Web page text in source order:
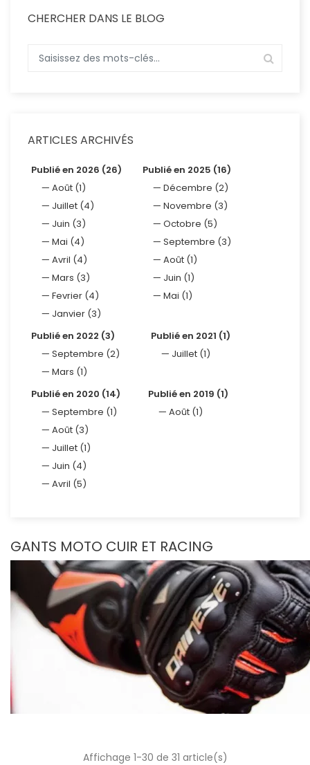
CHERCHER DANS LE BLOG
ARTICLES ARCHIVÉS
Publié en 2026 (26)
Août (1)
Juillet (4)
Juin (3)
Mai (4)
Avril (4)
Mars (3)
Fevrier (4)
Janvier (3)
Publié en 2025 (16)
Décembre (2)
Novembre (3)
Octobre (5)
Septembre (3)
Août (1)
Juin (1)
Mai (1)
Publié en 2022 (3)
Septembre (2)
Mars (1)
Publié en 2021 (1)
Juillet (1)
Publié en 2020 (14)
Septembre (1)
Août (3)
Juillet (1)
Juin (4)
Avril (5)
Publié en 2019 (1)
Août (1)
GANTS MOTO CUIR ET RACING
Affichage 1-30 de 31 article(s)